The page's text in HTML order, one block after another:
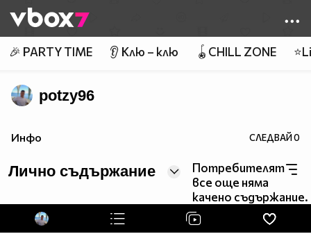
👾
🎉 PARTY TIME 👂 Клю – клю 🪀CHILL ZONE
potzy96
Инфо СЛЕДВАЙ0
Лично съдържание
Потребителят
все още няма
качено съдържание.